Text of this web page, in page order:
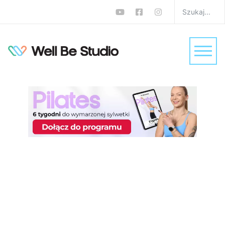
Najlepsze i najgorsze
dietetyka. Co warto
jeść?
Dieta,Zdrowie Sebastian Dzuła 0 komentarzy